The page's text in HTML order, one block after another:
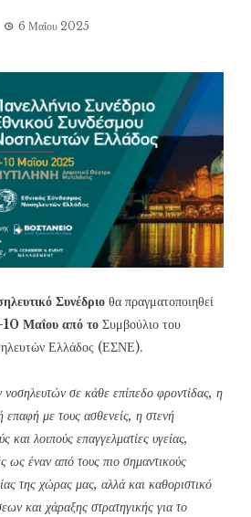
6 Μαΐου 2025
Συνέδριο θα πραγματοποιηθεί
Μαΐου από το Συμβούλιο του
Ελλάδος (ΕΣΝΕ).
σε κάθε επίπεδο φροντίδας, η
επαφή με τους ασθενείς, η στενή
και λοιπούς επαγγελματίες υγείας,
ως έναν από τους πιο σημαντικούς
της χώρας μας, αλλά και καθοριστικό
και χάραξης στρατηγικής για το